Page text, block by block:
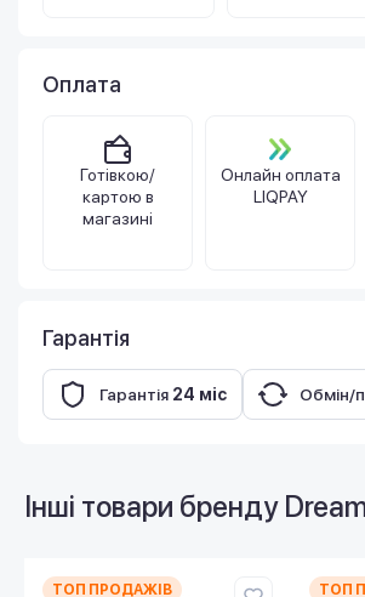
Оплата
Готівкою/
картою в
магазині
Онлайн оплата
LIQPAY
Гарантія
Гарантія 24 міс Обмін/
Інші товари бренду
ТОП ПРОДАЖІВ
ТОП